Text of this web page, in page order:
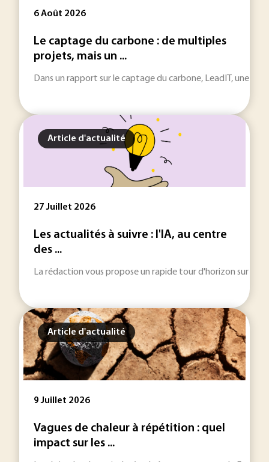
6 Août 2026
Le captage du carbone : de multiples
projets, mais un ...
Dans un rapport sur le captage du carbone, LeadIT, une
Article d'actualité
27 Juillet 2026
Les actualités à suivre : l'IA, au centre
des ...
La rédaction vous propose un rapide tour d'horizon sur les
Article d'actualité
9 Juillet 2026
Vagues de chaleur à répétition : quel
impact sur les ...